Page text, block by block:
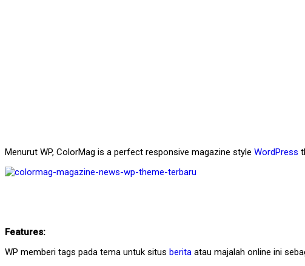
Menurut WP, ColorMag is a perfect responsive magazine style WordPress
Features:
WP memberi tags pada tema untuk situs berita atau majalah online ini